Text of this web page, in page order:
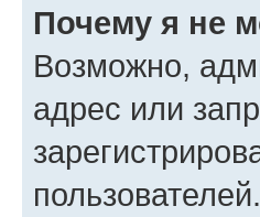
Почему я не
Возможно,
адрес или